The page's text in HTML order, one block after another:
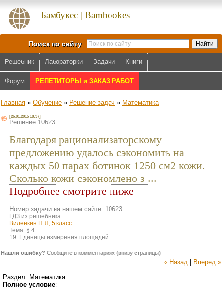
Бамбукес | Bambookes
Поиск по сайту
Решебник Лабораторки Задачи Книги
Форум РЕПЕТИТОРЫ и ЗАКАЗ РАБОТ
Главная » Обучение » Решение задач » Математика
[26.01.2015 18:37]
Решение 10623:
Благодаря рационализаторскому
предложению удалось сэкономить на
каждых 50 парах ботинок 1250 см2 кожи.
Сколько кожи сэкономлено з ...
Подробнее смотрите ниже
Номер задачи на нашем сайте: 10623
ГДЗ из решебника:
Виленкин Н.Я, 5 класс
Тема: § 4.
19. Единицы измерения площадей
Нашли ошибку? Сообщите в комментариях (внизу страницы)
« Назад
Вперед »
Раздел: Математика
Полное условие: